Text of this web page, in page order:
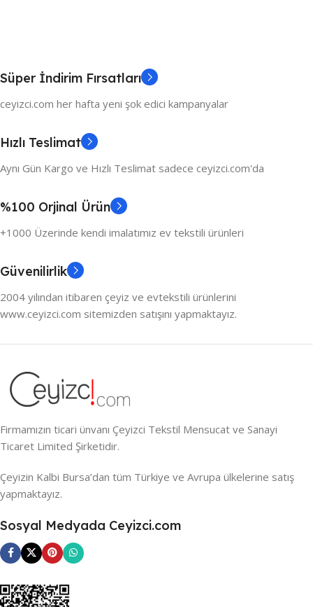
Süper İndirim Fırsatları
ceyizci.com her hafta yeni şok edici kampanyalar
Hızlı Teslimat
Aynı Gün Kargo ve Hızlı Teslimat sadece ceyizci.com'da
%100 Orjinal Ürün
+1000 Üzerinde kendi imalatımız ev tekstili ürünleri
Güvenilirlik
2004 yılından itibaren çeyiz ve evtekstili ürünlerini
www.ceyizci.com sitemizden satışını yapmaktayız.
Firmamızın ticari ünvanı Çeyizci Tekstil Mensucat ve Sanayi
Ticaret Limited Şirketidir.
Çeyizin Kalbi Bursa’dan tüm Türkiye ve Avrupa ülkelerine satış
yapmaktayız.
Sosyal Medyada Ceyizci.com